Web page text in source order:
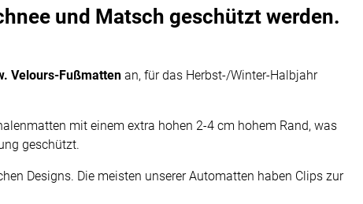
und Matsch geschützt werden.
Velours-Fußmatten an, für das Herbst-/Winter-Halbjahr
mit einem extra hohen 2-4 cm hohem Rand, was
geschützt.
Designs. Die meisten unserer Automatten haben Clips zur